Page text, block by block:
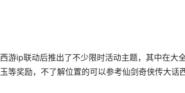
游ip联动后推出了不少限时活动主题，其中在大
等奖励，不了解位置的可以参考仙剑奇侠传大话